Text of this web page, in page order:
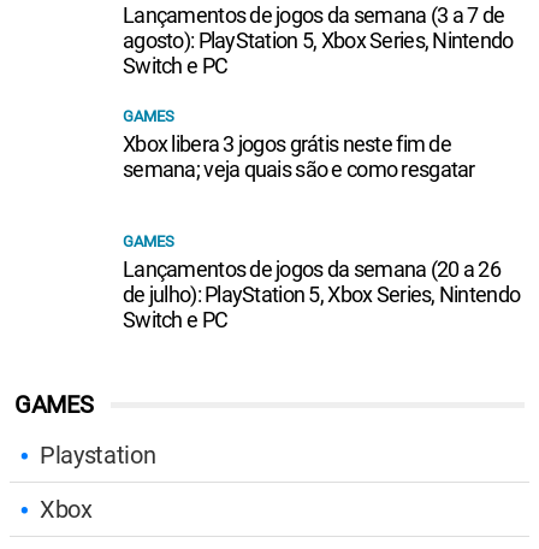
GAMES
Playstation
Xbox
Lançamentos de jogos da semana (3 a 7 de
agosto): PlayStation 5, Xbox Series, Nintendo
Switch e PC
GAMES
Xbox libera 3 jogos grátis neste fim de
semana; veja quais são e como resgatar
GAMES
Lançamentos de jogos da semana (20 a 26
de julho): PlayStation 5, Xbox Series, Nintendo
Switch e PC